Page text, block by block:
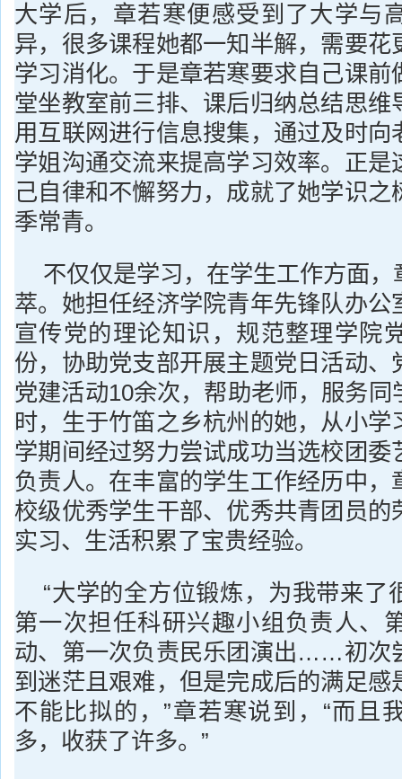
大学后，章若寒便感受到了大学与
异，很多课程她都一知半解，需要花
学习消化。于是章若寒要求自己课前
堂坐教室前三排、课后归纳总结思维
用互联网进行信息搜集，通过及时向
学姐沟通交流来提高学习效率。正是
己自律和不懈努力，成就了她学识之
季常青。
不仅仅是学习，在学生工作方面
萃。她担任经济学院青年先锋队办公
宣传党的理论知识，规范整理学院
份，协助党支部开展主题党日活动、
党建活动10余次，帮助老师，服务同
时，生于竹笛之乡杭州的她，从小学
学期间经过努力尝试成功当选校团委
负责人。在丰富的学生工作经历中，
校级优秀学生干部、优秀共青团员的
实习、生活积累了宝贵经验。
“大学的全方位锻炼，为我带来了
第一次担任科研兴趣小组负责人、
动、第一次负责民乐团演出……初次
到迷茫且艰难，但是完成后的满足感
不能比拟的，”章若寒说到，“而且
多，收获了许多。”